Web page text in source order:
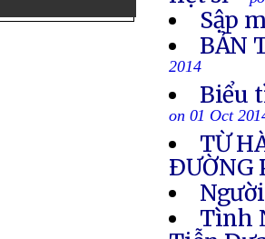
Sập
BẢN
2014
Biểu
on 01 Oct
TỪ
ÐƯỜNG
Tình